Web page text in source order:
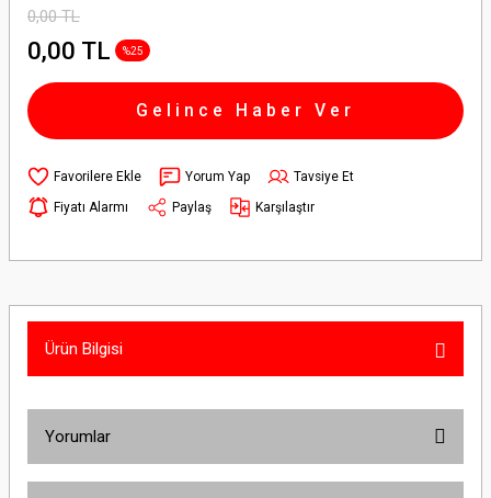
0,00 TL
0,00 TL %25
Gelince Haber Ver
Yorum Yap
Tavsiye Et
Fiyatı Alarmı
Paylaş Karşılaştır
Ürün Bilgisi
Yorumlar